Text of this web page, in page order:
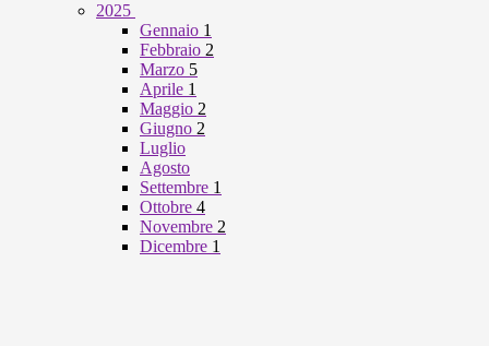
2025
Gennaio 1
Febbraio 2
Marzo 5
Aprile 1
Maggio 2
Giugno 2
Luglio
Agosto
Settembre 1
Ottobre 4
Novembre 2
Dicembre 1